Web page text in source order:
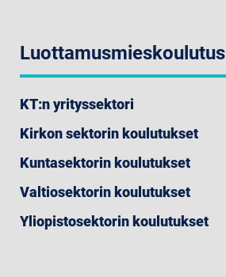
Luottamusmieskoulutus
KT:n yrityssektori
Kirkon sektorin koulutukset
Kuntasektorin koulutukset
Valtiosektorin koulutukset
Yliopistosektorin koulutukset